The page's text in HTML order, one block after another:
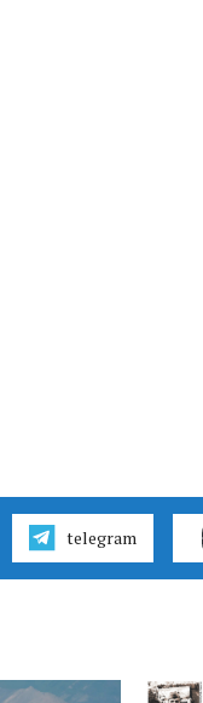
telegram